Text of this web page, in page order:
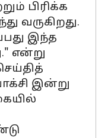
பிரிக்க
வருகிறது.
இந்த
என்று
இன்று